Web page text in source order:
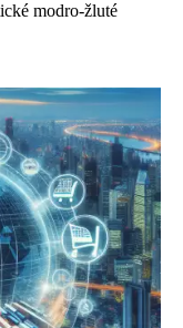
modro-žluté